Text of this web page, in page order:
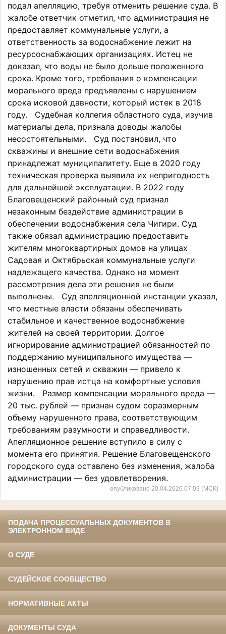
подал апелляцию, требуя отменить решение суда. В
жалобе ответчик отметил, что администрация не
предоставляет коммунальные услуги, а
ответственность за водоснабжение лежит на
ресурсоснабжающих организациях. Истец не
доказал, что воды не было дольше положенного
срока. Кроме того, требования о компенсации
морального вреда предъявлены с нарушением
срока исковой давности, который истек в 2018
году. Судебная коллегия областного суда, изучив
материалы дела, признала доводы жалобы
несостоятельными. Суд постановил, что
скважины и внешние сети водоснабжения
принадлежат муниципалитету. Еще в 2020 году
техническая проверка выявила их непригодность
для дальнейшей эксплуатации. В 2022 году
Благовещенский районный суд признал
незаконным бездействие администрации в
обеспечении водоснабжения села Чигири. Суд
также обязал администрацию предоставить
жителям многоквартирных домов на улицах
Садовая и Октябрьская коммунальные услуги
надлежащего качества. Однако на момент
рассмотрения дела эти решения не были
выполнены. Суд апелляционной инстанции указал,
что местные власти обязаны обеспечивать
стабильное и качественное водоснабжение
жителей на своей территории. Долгое
игнорирование администрацией обязанностей по
поддержанию муниципального имущества —
изношенных сетей и скважин — привело к
нарушению прав истца на комфортные условия
жизни. Размер компенсации морального вреда —
20 тыс. рублей — признан судом соразмерным
объему нарушенного права, соответствующим
требованиям разумности и справедливости.
Апелляционное решение вступило в силу с
момента его принятия. Решение Благовещенского
городского суда оставлено без изменения, жалоба
администрации — без удовлетворения.
опубликовано 20.04.2026 07:03 (МСК)
ПОДАЧА ПРОЦЕССУАЛЬНЫХ ДОКУМЕНТОВ В
ЭЛЕКТРОННОМ ВИДЕ
О СУДЕ
СУДЕЙСКОЕ СООБЩЕСТВО
НОРМАТИВНЫЕ АКТЫ
ДОКУМЕНТЫ СУДА